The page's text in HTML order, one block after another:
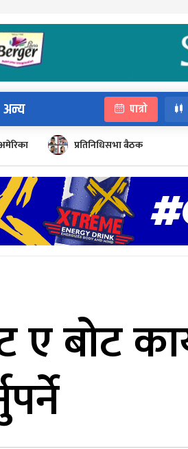
अन्य पात्रो
प्रतिनिधिसभा बैठक
बोट